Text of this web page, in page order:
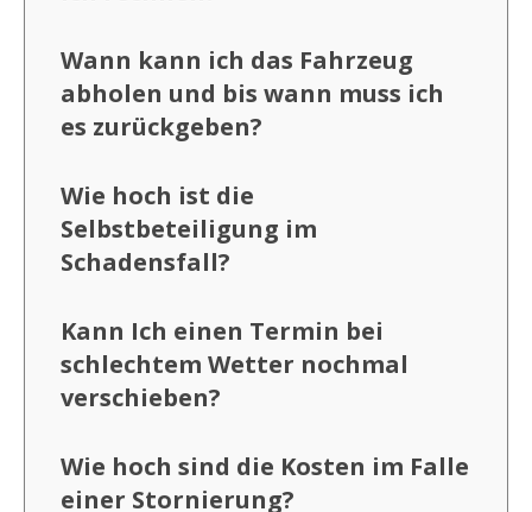
Wann kann ich das Fahrzeug
abholen und bis wann muss ich
es zurückgeben?
Wie hoch ist die
Selbstbeteiligung im
Schadensfall?
Kann Ich einen Termin bei
schlechtem Wetter nochmal
verschieben?
Wie hoch sind die Kosten im Falle
einer Stornierung?